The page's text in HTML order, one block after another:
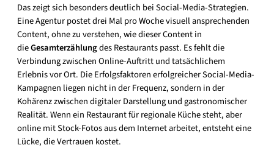
Das zeigt sich besonders deutlich bei Social-Media-Strategien.
Eine Agentur postet drei Mal pro Woche visuell ansprechenden
Content, ohne zu verstehen, wie dieser Content in
dieGesamterzählungdes Restaurants passt. Es fehlt die
Verbindung zwischen Online-Auftritt und tatsächlichem
Erlebnis vor Ort. Die Erfolgsfaktoren erfolgreicher Social-Media-
Kampagnen liegen nicht in der Frequenz, sondern in der
Kohärenz zwischen digitaler Darstellung und gastronomischer
Realität. Wenn ein Restaurant für regionale Küche steht, aber
online mit Stock-Fotos aus dem Internet arbeitet, entsteht eine
Lücke, die Vertrauen kostet.